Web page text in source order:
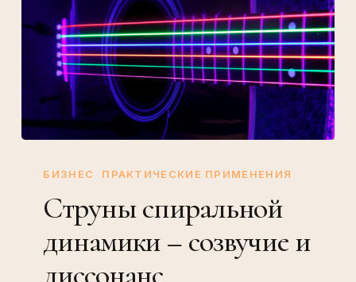
спиральной
динамики
созвучие
БИЗНЕС ПРАКТИЧЕСКИЕ ПРИМЕНЕНИЯ
Струны спиральной
динамики – созвучие и
диссонанс